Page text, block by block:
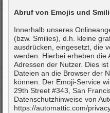
Abruf von Emojis und
Innerhalb unseres
(bzw. Smilies), d.h. kleine
ausdrücken, eingesetzt, die
werden. Hierbei erheben die
Adressen der Nutzer. Dies
Dateien an die Browser der
können. Der Emoji-Service
29th Street #343, San
Datenschutzhinweise von
https://automattic.com/